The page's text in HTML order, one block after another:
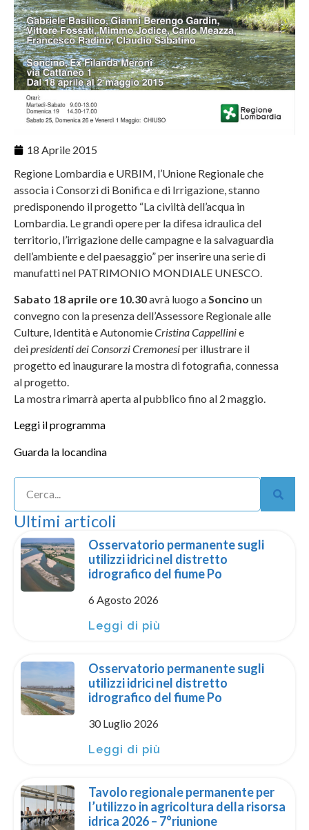
18 Aprile 2015
Regione Lombardia e URBIM, l’Unione Regionale che
associa i Consorzi di Bonifica e di Irrigazione, stanno
predisponendo il progetto “La civiltà dell’acqua in
Lombardia. Le grandi opere per la difesa idraulica del
territorio, l’irrigazione delle campagne e la salvaguardia
dell’ambiente e del paesaggio” per inserire una serie di
manufatti nel PATRIMONIO MONDIALE UNESCO.
Sabato 18 aprile ore 10.30avrà luogo aSoncino un
convegno con la presenza dell’Assessore Regionale alle
Culture, Identità e AutonomieCristina Cappellinie
deipresidenti dei Consorzi Cremonesiper illustrare il
progetto ed inaugurare la mostra di fotografia, connessa
al progetto.
La mostra rimarrà aperta al pubblico fino al 2 maggio.
Leggi il programma
Guarda la locandina
Ultimi articoli
Osservatorio permanente sugli
utilizzi idrici nel distretto
idrografico del fiume Po
6 Agosto 2026
Leggi di più
Osservatorio permanente sugli
utilizzi idrici nel distretto
idrografico del fiume Po
30 Luglio 2026
Leggi di più
Tavolo regionale permanente per
l’utilizzo in agricoltura della risorsa
idrica 2026 – 7°riunione